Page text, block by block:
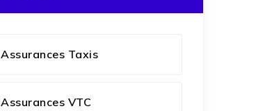
Assurances Taxis
Assurances VTC